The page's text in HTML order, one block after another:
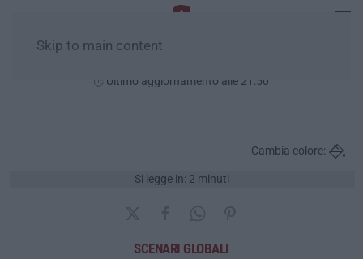
Skip to main content
Ultimo aggiornamento alle 21:50
Si legge in: 2 minuti
Cambia colore:
SCENARI GLOBALI